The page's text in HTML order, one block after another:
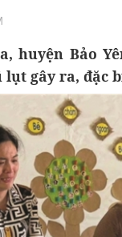
huyện Bảo
gây ra, đặc